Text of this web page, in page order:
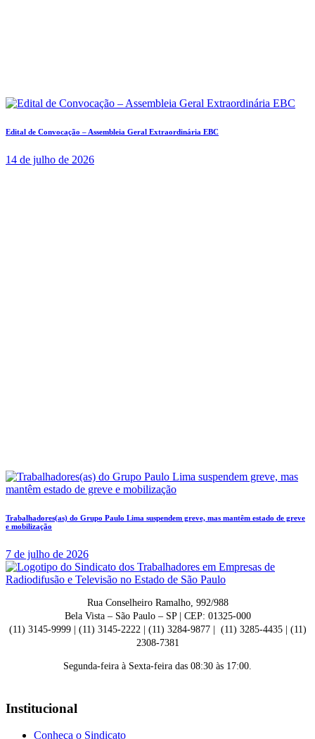
Edital de Convocação – Assembleia Geral Extraordinária EBC
14 de julho de 2026
Trabalhadores(as) do Grupo Paulo Lima suspendem greve, mas mantêm estado de greve
e mobilização
7 de julho de 2026
Rua Conselheiro Ramalho, 992/988
Bela Vista – São Paulo – SP | CEP: 01325-000
(11) 3145-9999 | (11) 3145-2222 | (11) 3284-9877 | (11) 3285-4435 | (11)
2308-7381
Segunda-feira à Sexta-feira das 08:30 às 17:00.
Institucional
Conheça o Sindicato